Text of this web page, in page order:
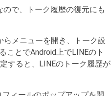
で、トーク履歴の復元にも
メニューを開き、トーク設
ことでAndroid上でLINEのト
すると、LINEのトーク履歴が